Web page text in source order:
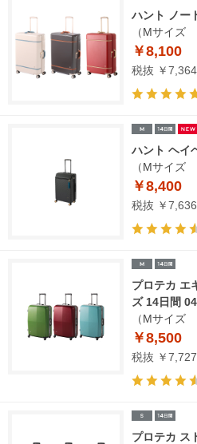
ハント ノー
（Mサイズ
￥8,100
税抜 ￥7,364
ハント ヘイ
（Mサイズ
￥8,400
税抜 ￥7,636
プロテカ エ
ズ 14日間
（Mサイズ
￥8,500
税抜 ￥7,727
プロテカ ス